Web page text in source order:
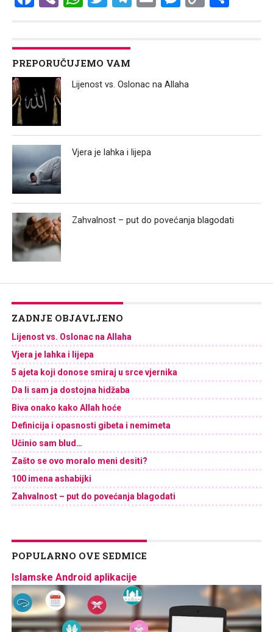
PREPORUČUJEMO VAM
Lijenost vs. Oslonac na Allaha
Vjera je lahka i lijepa
Zahvalnost – put do povećanja blagodati
ZADNJE OBJAVLJENO
Lijenost vs. Oslonac na Allaha
Vjera je lahka i lijepa
5 ajeta koji donose smiraj u srce vjernika
Da li sam ja dostojna hidžaba
Biva onako kako Allah hoće
Definicija i opasnosti gibeta i nemimeta
Učinio sam blud…
Zašto se ovo moralo meni desiti?
100 imena ashabijki
Zahvalnost – put do povećanja blagodati
POPULARNO OVE SEDMICE
Islamske Android aplikacije